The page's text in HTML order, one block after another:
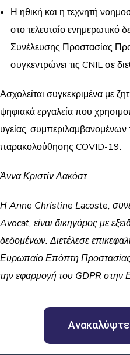
Η ηθική και η τεχνητή
στο τελευταίο ενημερωτικό
Συνέλευσης Προστασίας
συγκεντρώνει τις CNIL σε
Ασχολείται συγκεκριμένα με
ψηφιακά εργαλεία που
υγείας,
παρακολούθησης COVID-19.
Άννα Κριστίν Λακόστ
Η Anne Christine Lacoste,
Avocat, είναι δικηγόρος με
δεδομένων. Διετέλεσε
Ευρωπαίο Επόπτη Προστασίας
την εφαρμογή του GDPR